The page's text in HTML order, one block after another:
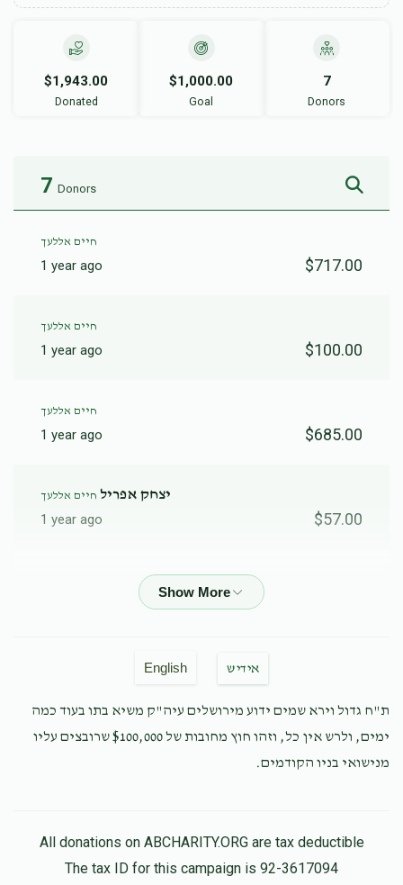
$1,943.00
Donated
$1,000.00
Goal
7
Donors
7 Donors
חיים אללעך
1 year ago $717.00
חיים אללעך
1 year ago $100.00
חיים אללעך
1 year ago $685.00
יצחק אפריל חיים אללעך
1 year ago $57.00
Anonymous
$141.00
English אידיש
ת"ח גדול וירא שמים ידוע מירושלים עיה"ק משיא בתו בעוד כמה
ימים, ולרש אין כל, וזהו חוץ מחובות של $100,000 שרובצים עליו
מנישואי בניו הקודמים.
All donations on ABCHARITY.ORG are tax deductible
The tax ID for this campaign is 92-3617094